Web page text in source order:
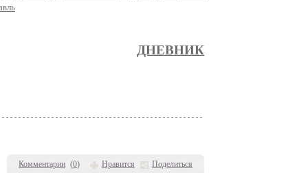
Комментарии (0) Нравится Поделиться
ДНЕВНИК